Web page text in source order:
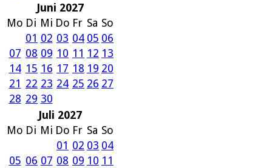
Juni 2027
Mo Di Mi Do Fr Sa So
01 02 03 04 05 06
07 08 09 10 11 12 13
14 15 16 17 18 19 20
21 22 23 24 25 26 27
28 29 30
Juli 2027
Mo Di Mi Do Fr Sa So
01 02 03 04
05 06 07 08 09 10 11